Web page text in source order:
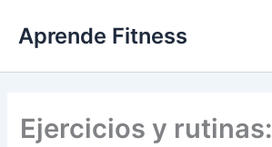
contenido
Aprende Fitness
Ejercicios y rutinas: